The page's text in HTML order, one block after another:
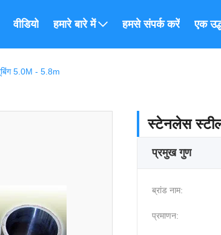
वीडियो हमारे बारे में हमसे संपर्क करें एक
5.0M - 5.8m
स्टेनलेस
प्रमुख गुण
ब्रांड नाम:
प्रमाणन: